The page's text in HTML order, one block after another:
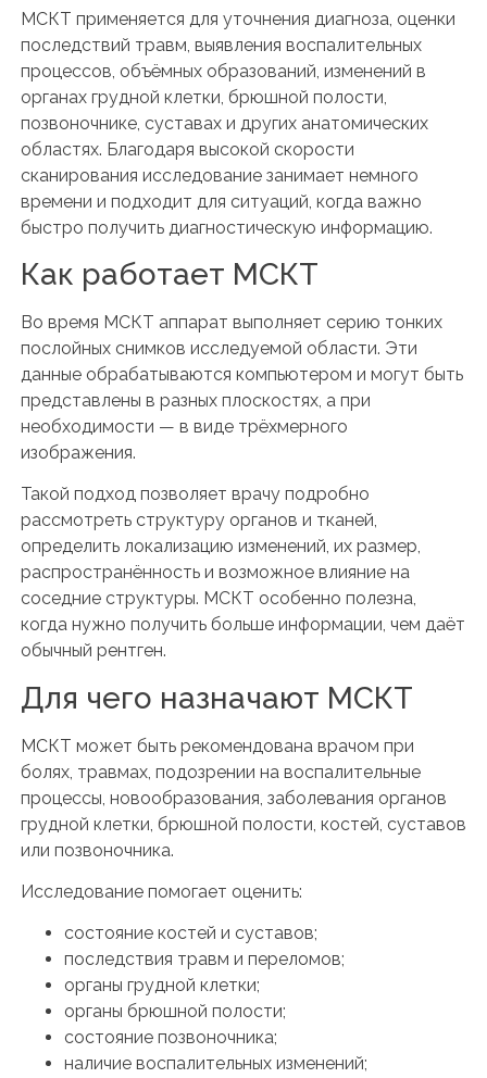
МСКТ применяется для уточнения диагноза, оценки
последствий травм, выявления воспалительных
процессов, объёмных образований, изменений в
органах грудной клетки, брюшной полости,
позвоночнике, суставах и других анатомических
областях. Благодаря высокой скорости
сканирования исследование занимает немного
времени и подходит для ситуаций, когда важно
быстро получить диагностическую информацию.
Как работает МСКТ
Во время МСКТ аппарат выполняет серию тонких
послойных снимков исследуемой области. Эти
данные обрабатываются компьютером и могут быть
представлены в разных плоскостях, а при
необходимости — в виде трёхмерного
изображения.
Такой подход позволяет врачу подробно
рассмотреть структуру органов и тканей,
определить локализацию изменений, их размер,
распространённость и возможное влияние на
соседние структуры. МСКТ особенно полезна,
когда нужно получить больше информации, чем даёт
обычный рентген.
Для чего назначают МСКТ
МСКТ может быть рекомендована врачом при
болях, травмах, подозрении на воспалительные
процессы, новообразования, заболевания органов
грудной клетки, брюшной полости, костей, суставов
или позвоночника.
Исследование помогает оценить:
состояние костей и суставов;
последствия травм и переломов;
органы грудной клетки;
органы брюшной полости;
состояние позвоночника;
наличие воспалительных изменений;